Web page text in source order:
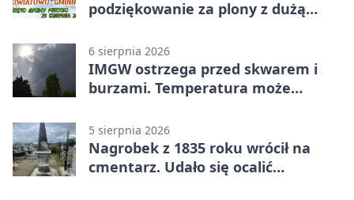
podziękowanie za plony z dużą
6 sierpnia 2026
IMGW ostrzega przed skwarem i
burzami. Temperatura może
5 sierpnia 2026
Nagrobek z 1835 roku wrócił na
cmentarz. Udało się ocalić